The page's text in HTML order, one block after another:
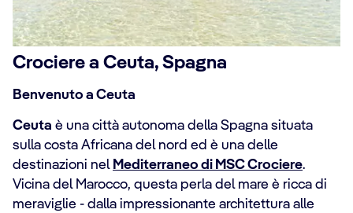
Crociere a Ceuta, Spagna
Benvenuto a Ceuta
Ceuta è una città autonoma della Spagna situata
sulla costa Africana del nord ed è una delle
destinazioni nel Mediterraneo di MSC Crociere.
Vicina del Marocco, questa perla del mare è ricca di
meraviglie - dalla impressionante architettura alle